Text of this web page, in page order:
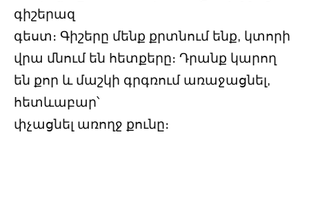
գիշերազ
գեստ։ Գիշերը մենք քրտնում ենք, կտորի
վրա մնում են հետքերը։ Դրանք կարող
են քոր և մաշկի գրգռում առաջացնել,
հետևաբար՝
փչացնել առողջ քունը։